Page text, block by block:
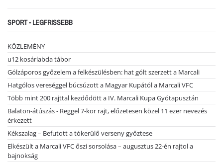
SPORT - LEGFRISSEBB
KÖZLEMÉNY
u12 kosárlabda tábor
Gólzáporos győzelem a felkészülésben: hat gólt szerzett a Marcali
Hatgólos vereséggel búcsúzott a Magyar Kupától a Marcali VFC
Több mint 200 rajttal kezdődött a IV. Marcali Kupa Gyótapusztán
Balaton-átúszás - Reggel 7-kor rajt, előzetesen közel 11 ezer nevezés
érkezett
Kékszalag – Befutott a tókerülő verseny győztese
Elkészült a Marcali VFC őszi sorsolása – augusztus 22-én rajtol a
bajnokság